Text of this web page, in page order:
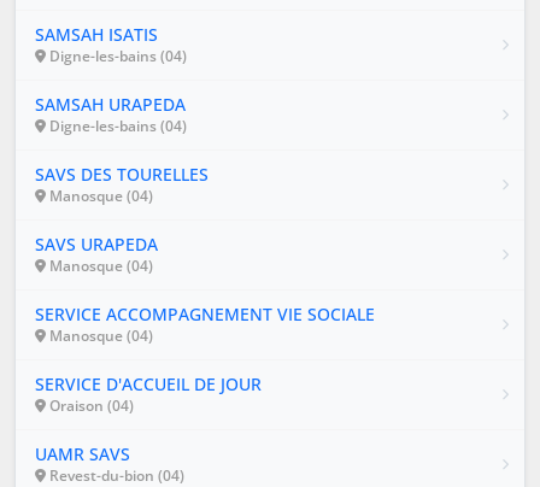
SAMSAH ISATIS
Digne-les-bains (04)
SAMSAH URAPEDA
Digne-les-bains (04)
SAVS DES TOURELLES
Manosque (04)
SAVS URAPEDA
Manosque (04)
SERVICE ACCOMPAGNEMENT VIE SOCIALE
Manosque (04)
SERVICE D'ACCUEIL DE JOUR
Oraison (04)
UAMR SAVS
Revest-du-bion (04)